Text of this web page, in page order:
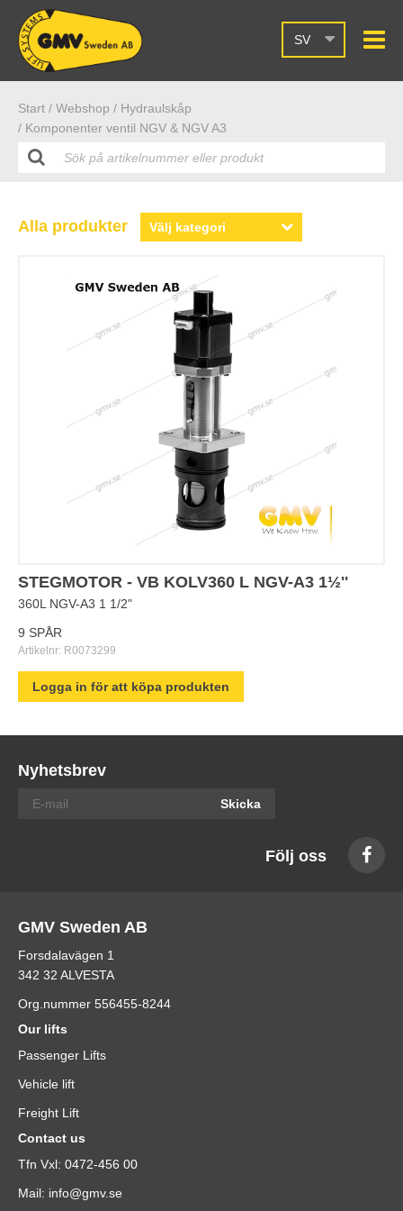
SV
Start / Webshop / Hydraulskåp
/ Komponenter ventil NGV & NGV A3
Alla produkter
STEGMOTOR - VB KOLV360 L NGV-A3 1½''
360L NGV-A3 1 1/2"
9 SPÅR
Artikelnr: R0073299
Logga in för att köpa produkten
Nyhetsbrev
Skicka
Följ oss
GMV Sweden AB
Forsdalavägen 1
342 32 ALVESTA
Org.nummer 556455-8244
Our lifts
Passenger Lifts
Vehicle lift
Freight Lift
Contact us
Tfn Vxl: 0472-456 00
Mail: info@gmv.se